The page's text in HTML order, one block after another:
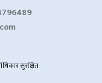
सुरक्षित